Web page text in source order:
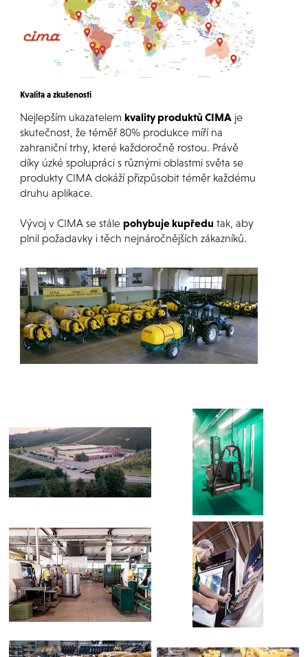
Kvalita a zkušenosti
Nejlepším ukazatelem kvality produktů CIMA je
skutečnost, že téměř 80% produkce míří na
zahraniční trhy, které každoročně rostou. Právě
díky úzké spolupráci s různými oblastmi světa se
produkty CIMA dokáží přizpůsobit téměr každému
druhu aplikace.
Vývoj v CIMA se stále pohybuje kupředu tak, aby
plnil požadavky i těch nejnáročnějších zákazníků.